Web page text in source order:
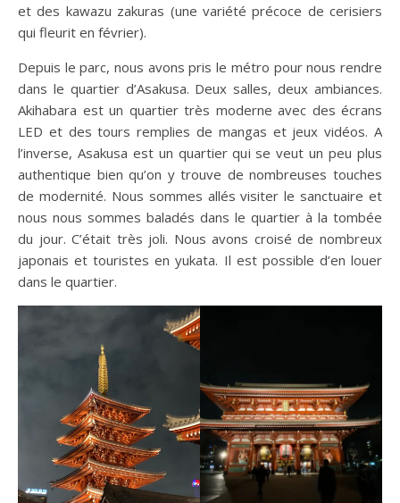
et des kawazu zakuras (une variété précoce de cerisiers
qui fleurit en février).
Depuis le parc, nous avons pris le métro pour nous rendre
dans le quartier d’Asakusa. Deux salles, deux ambiances.
Akihabara est un quartier très moderne avec des écrans
LED et des tours remplies de mangas et jeux vidéos. A
l’inverse, Asakusa est un quartier qui se veut un peu plus
authentique bien qu’on y trouve de nombreuses touches
de modernité. Nous sommes allés visiter le sanctuaire et
nous nous sommes baladés dans le quartier à la tombée
du jour. C’était très joli. Nous avons croisé de nombreux
japonais et touristes en yukata. Il est possible d’en louer
dans le quartier.